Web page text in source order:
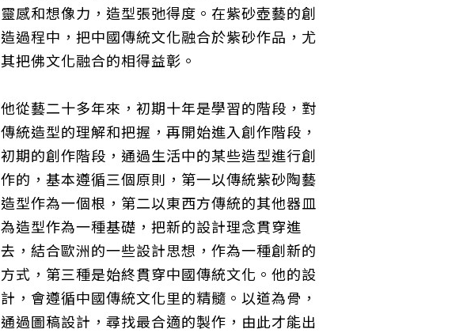
靈感和想像力，造型張弛得度。在紫砂壺藝的創
造過程中，把中國傳統文化融合於紫砂作品，尤
其把佛文化融合的相得益彰。
他從藝二十多年來，初期十年是學習的階段，對
傳統造型的理解和把握，再開始進入創作階段，
初期的創作階段，通過生活中的某些造型進行創
作的，基本遵循三個原則，第一以傳統紫砂陶藝
造型作為一個根，第二以東西方傳統的其他器皿
為造型作為一種基礎，把新的設計理念貫穿進
去，結合歐洲的一些設計思想，作為一種創新的
方式，第三種是始終貫穿中國傳統文化。 他的設
計，會遵循中國傳統文化里的精髓。以道為骨，
通過圖稿設計，尋找最合適的製作，由此才能出